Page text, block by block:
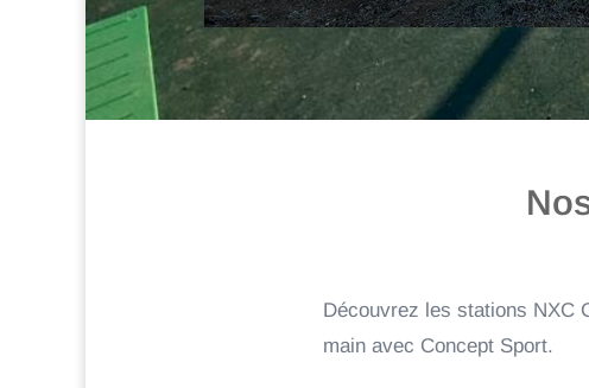
Découvrez les stations NXC
main avec Concept Sport.